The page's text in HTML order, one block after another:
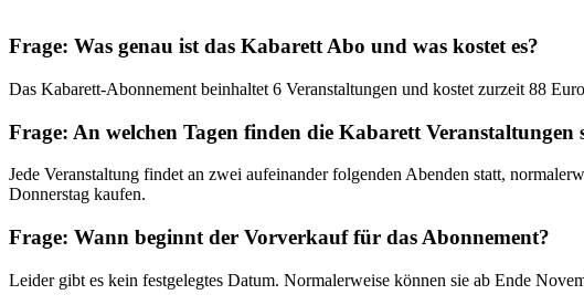
Frage: Was genau ist das Kabarett Abo und was kostet es?
Das Kabarett-Abonnement beinhaltet 6 Veranstaltungen und kostet zurzeit 88
Frage: An welchen Tagen finden die Kabarett Veranstaltungen
Jede Veranstaltung findet an zwei aufeinander folgenden Abenden statt,
Donnerstag kaufen.
Frage: Wann beginnt der Vorverkauf für das Abonnement?
Leider gibt es kein festgelegtes Datum. Normalerweise können sie ab Ende